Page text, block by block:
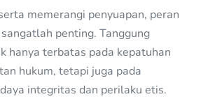
memerangi penyuapan, peran
penting. Tanggung
hanya terbatas pada kepatuhan
hukum, tetapi juga pada
integritas dan perilaku etis.